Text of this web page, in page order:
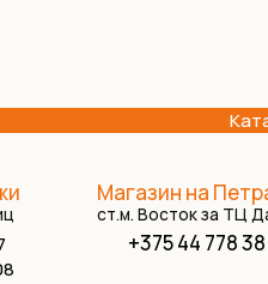
Магазин на
ст.м. Восток за ТЦ
+375 44 778